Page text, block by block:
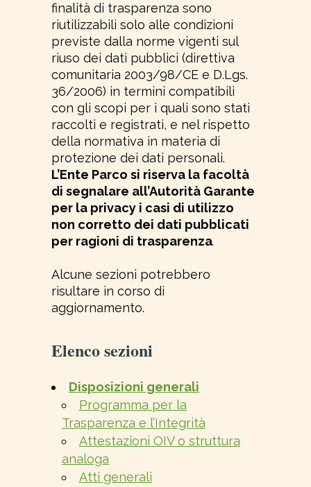
finalità di trasparenza sono
riutilizzabili solo alle condizioni
previste dalla norme vigenti sul
riuso dei dati pubblici (direttiva
comunitaria 2003/98/CE e D.Lgs.
36/2006) in termini compatibili
con gli scopi per i quali sono stati
raccolti e registrati, e nel rispetto
della normativa in materia di
protezione dei dati personali.
L’Ente Parco si riserva la facoltà
di segnalare all’Autorità Garante
per la privacy i casi di utilizzo
non corretto dei dati pubblicati
per ragioni di trasparenza.
Alcune sezioni potrebbero
risultare in corso di
aggiornamento.
Elenco sezioni
Disposizioni generali
Programma per la
Trasparenza e l’Integrità
Attestazioni OIV o struttura
analoga
Atti generali